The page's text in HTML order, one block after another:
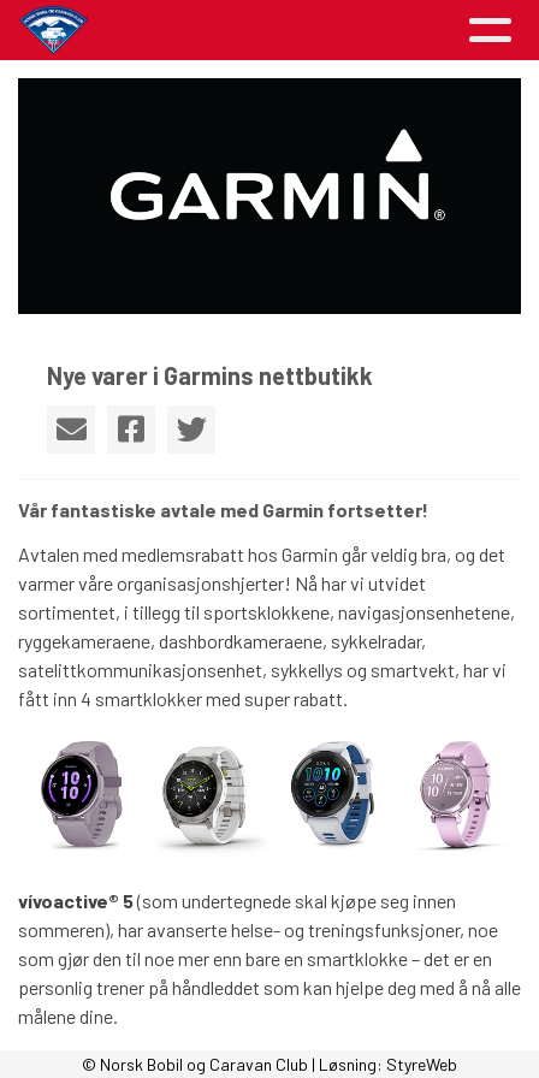
Nye varer i Garmins nettbutikk
Vår fantastiske avtale med Garmin fortsetter!
Avtalen med medlemsrabatt hos Garmin går veldig bra, og det
varmer våre organisasjonshjerter! Nå har vi utvidet
sortimentet, i tillegg til sportsklokkene, navigasjonsenhetene,
ryggekameraene, dashbordkameraene, sykkelradar,
satelittkommunikasjonsenhet, sykkellys og smartvekt, har vi
fått inn 4 smartklokker med super rabatt.
vívoactive® 5(som undertegnede skal kjøpe seg innen
sommeren), har avanserte helse- og treningsfunksjoner, noe
som gjør den til noe mer enn bare en smartklokke – det er en
personlig trener på håndleddet som kan hjelpe deg med å nå alle
målene dine.
epix™ (Gen 2)Uansett hvilke mål du har satt deg, epix har det
© Norsk Bobil og Caravan Club | Løsning: StyreWeb